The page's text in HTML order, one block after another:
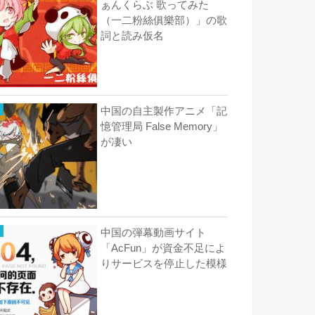
ぁんくらぶ 歌ってみた
（一二粉絲俱樂部）」の歌
詞と読み仮名
中国の自主製作アニメ「記
憶管理局 False Memory」
が凄い
中国の弾幕動画サイト
「AcFun」が資金不足によ
りサービスを停止した模様